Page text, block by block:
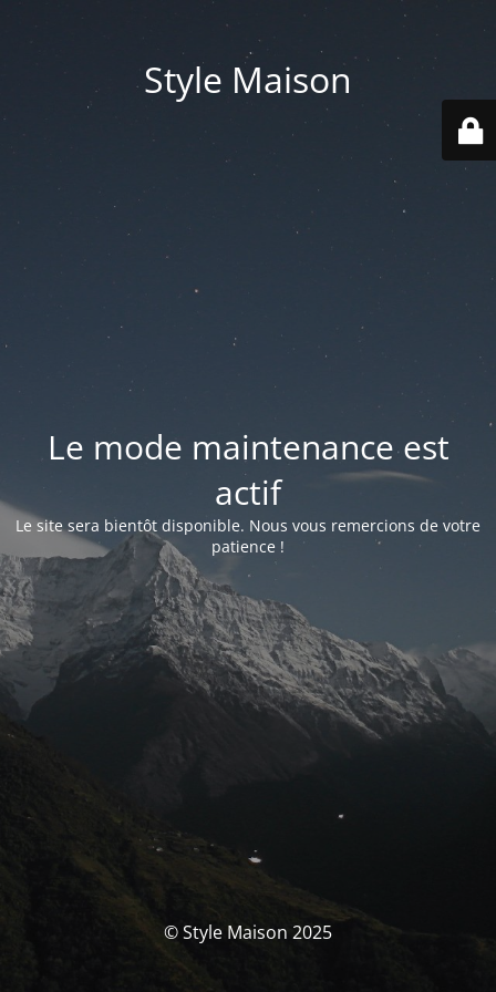
Style Maison
Le mode maintenance est
actif
Le site sera bientôt disponible. Nous vous remercions de votre
patience !
© Style Maison 2025